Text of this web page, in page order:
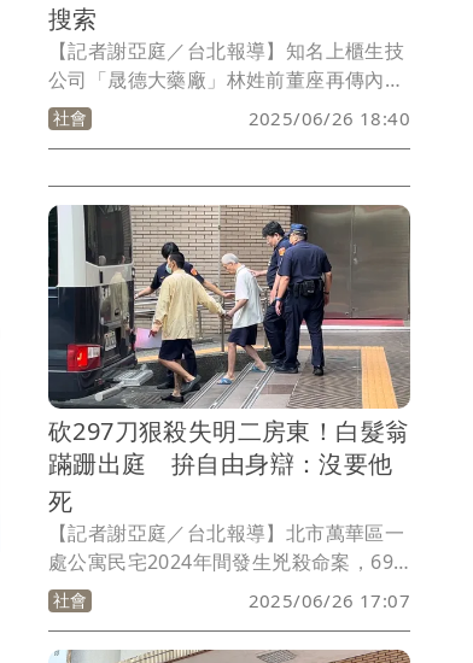
「生技之神」再爆內線交易
德子公司傳利多 親友偷買
搜索
【記者謝亞庭／台北報導】知名上櫃生技
公司「晟德大藥廠」林姓前董座再傳內線
交易，被控於2010年間搶在晟德子公司
「永昕生物醫藥公司」發布利多消息前，
《證券交易法》內線交易罪，檢調展開偵
辦，兵分23路搜索調查並約談26人到案釐
清案情，預計晚間將陸續移送北檢複訊。
社會 2025/06/26 18:40
砍297刀狠殺失明二房東！白髮翁
蹣跚出庭 拚自由身辯：沒要他
死
【記者謝亞庭／台北報導】北市萬華區一
處公寓民宅2024年間發生兇殺命案，69
歲男子陳進財疑因與二房東78歲顏姓老翁
爆發租屋糾紛，陳男持剪刀、菜刀刺殺顏
男，隨即搭乘火車南下逃至新竹，並前去
社會 2025/06/26 17:07